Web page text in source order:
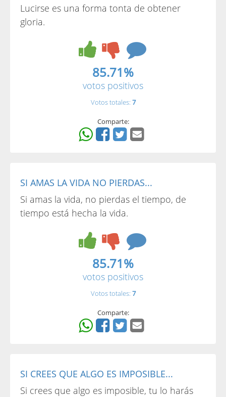
Lucirse es una forma tonta de obtener
gloria.
85.71%
votos positivos
Votos totales: 7
Comparte:
SI AMAS LA VIDA NO PIERDAS...
Si amas la vida, no pierdas el tiempo, de
tiempo está hecha la vida.
85.71%
votos positivos
Votos totales: 7
Comparte:
SI CREES QUE ALGO ES IMPOSIBLE...
Si crees que algo es imposible, tu lo harás